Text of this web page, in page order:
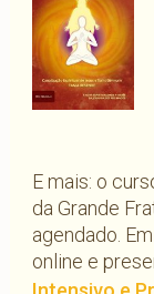
E mais: o
da Grande
agendado.
online e